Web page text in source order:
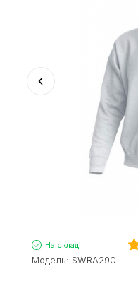
На складі
Модель: SWRA290